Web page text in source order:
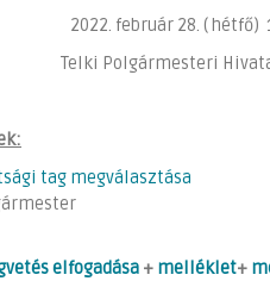
2022. február 28. ( hétfő)
Polgármesteri Hivatal
tag megválasztása
elfogadása + melléklet+